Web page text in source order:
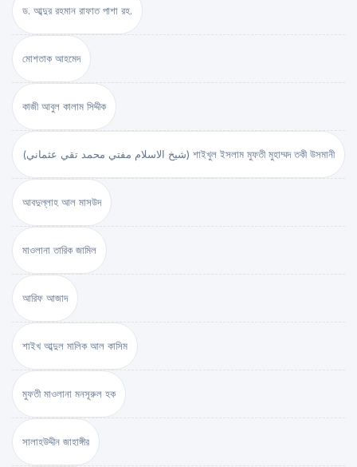
ড. আব্দুর রহমান রাফাত পাশা রহ.
মোশতাক আহমেদ
কাজী আবুল কালাম সিদ্দীক
(شيخ الاسلام مفتي محمد تقي عثماني) শাইখুল ইসলাম মুফতী মুহাম্মদ তকী উসমানী
আবদুল্লাহ আল মাসউদ
মাওলানা তারিক জামিল
আরিফ আজাদ
শাইখ আব্দুল মালিক আল কাসিম
মুফতী মাওলানা মনসূরুল হক
সালাহউদ্দীন জাহাঙ্গীর